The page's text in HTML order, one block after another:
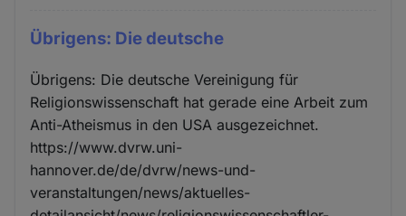
Übrigens: Die deutsche
Übrigens: Die deutsche Vereinigung für
Religionswissenschaft hat gerade eine Arbeit zum
Anti-Atheismus in den USA ausgezeichnet.
https://www.dvrw.uni-
hannover.de/de/dvrw/news-und-
veranstaltungen/news/aktuelles-